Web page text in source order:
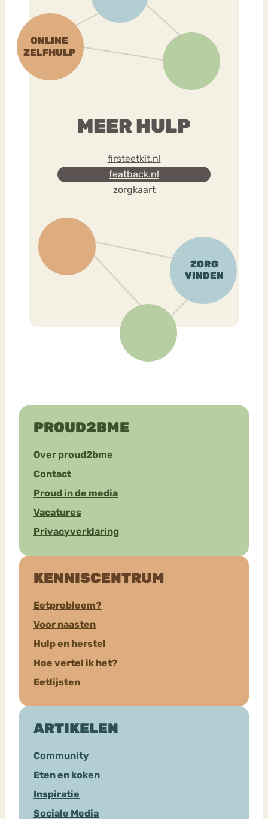
MEER HULP
firsteetkit.nl
featback.nl
zorgkaart
PROUD2BME
Over proud2bme
Contact
Proud in de media
Vacatures
Privacyverklaring
KENNISCENTRUM
Eetprobleem?
Voor naasten
Hulp en herstel
Hoe vertel ik het?
Eetlijsten
ARTIKELEN
Community
Eten en koken
Inspiratie
Sociale Media